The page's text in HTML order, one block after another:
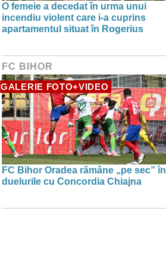
O femeie a decedat în urma unui
incendiu violent care i-a cuprins
apartamentul situat în Rogerius
FC BIHOR
GALERIE FOTO+VIDEO
FC Bihor Oradea rămâne „pe sec” în
duelurile cu Concordia Chiajna